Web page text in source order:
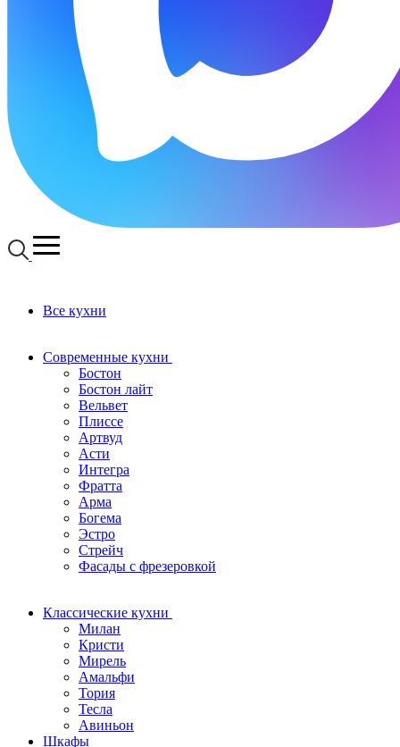
Все кухни
Современные кухни
Бостон
Бостон лайт
Вельвет
Плиссе
Артвуд
Асти
Интегра
Фратта
Арма
Богема
Эстро
Стрейч
Фасады с фрезеровкой
Классические кухни
Милан
Кристи
Мирель
Амальфи
Тория
Тесла
Авиньон
Шкафы